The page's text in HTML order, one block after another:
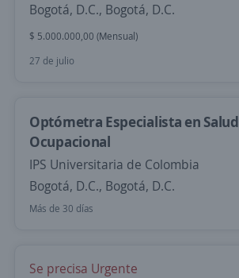
Bogotá, D.C., Bogotá, D.C.
$ 5.000.000,00 (Mensual)
27 de julio
Optómetra Especialista en Salud
Ocupacional
IPS Universitaria de Colombia
Bogotá, D.C., Bogotá, D.C.
Más de 30 días
Se precisa Urgente